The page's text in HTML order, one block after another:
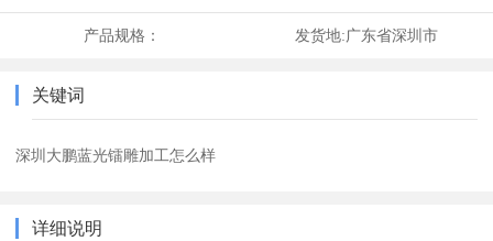
产品规格： 发货地:广东省深圳市
关键词
深圳大鹏蓝光镭雕加工怎么样
详细说明